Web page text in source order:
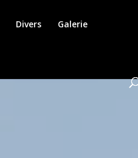
Divers Galerie